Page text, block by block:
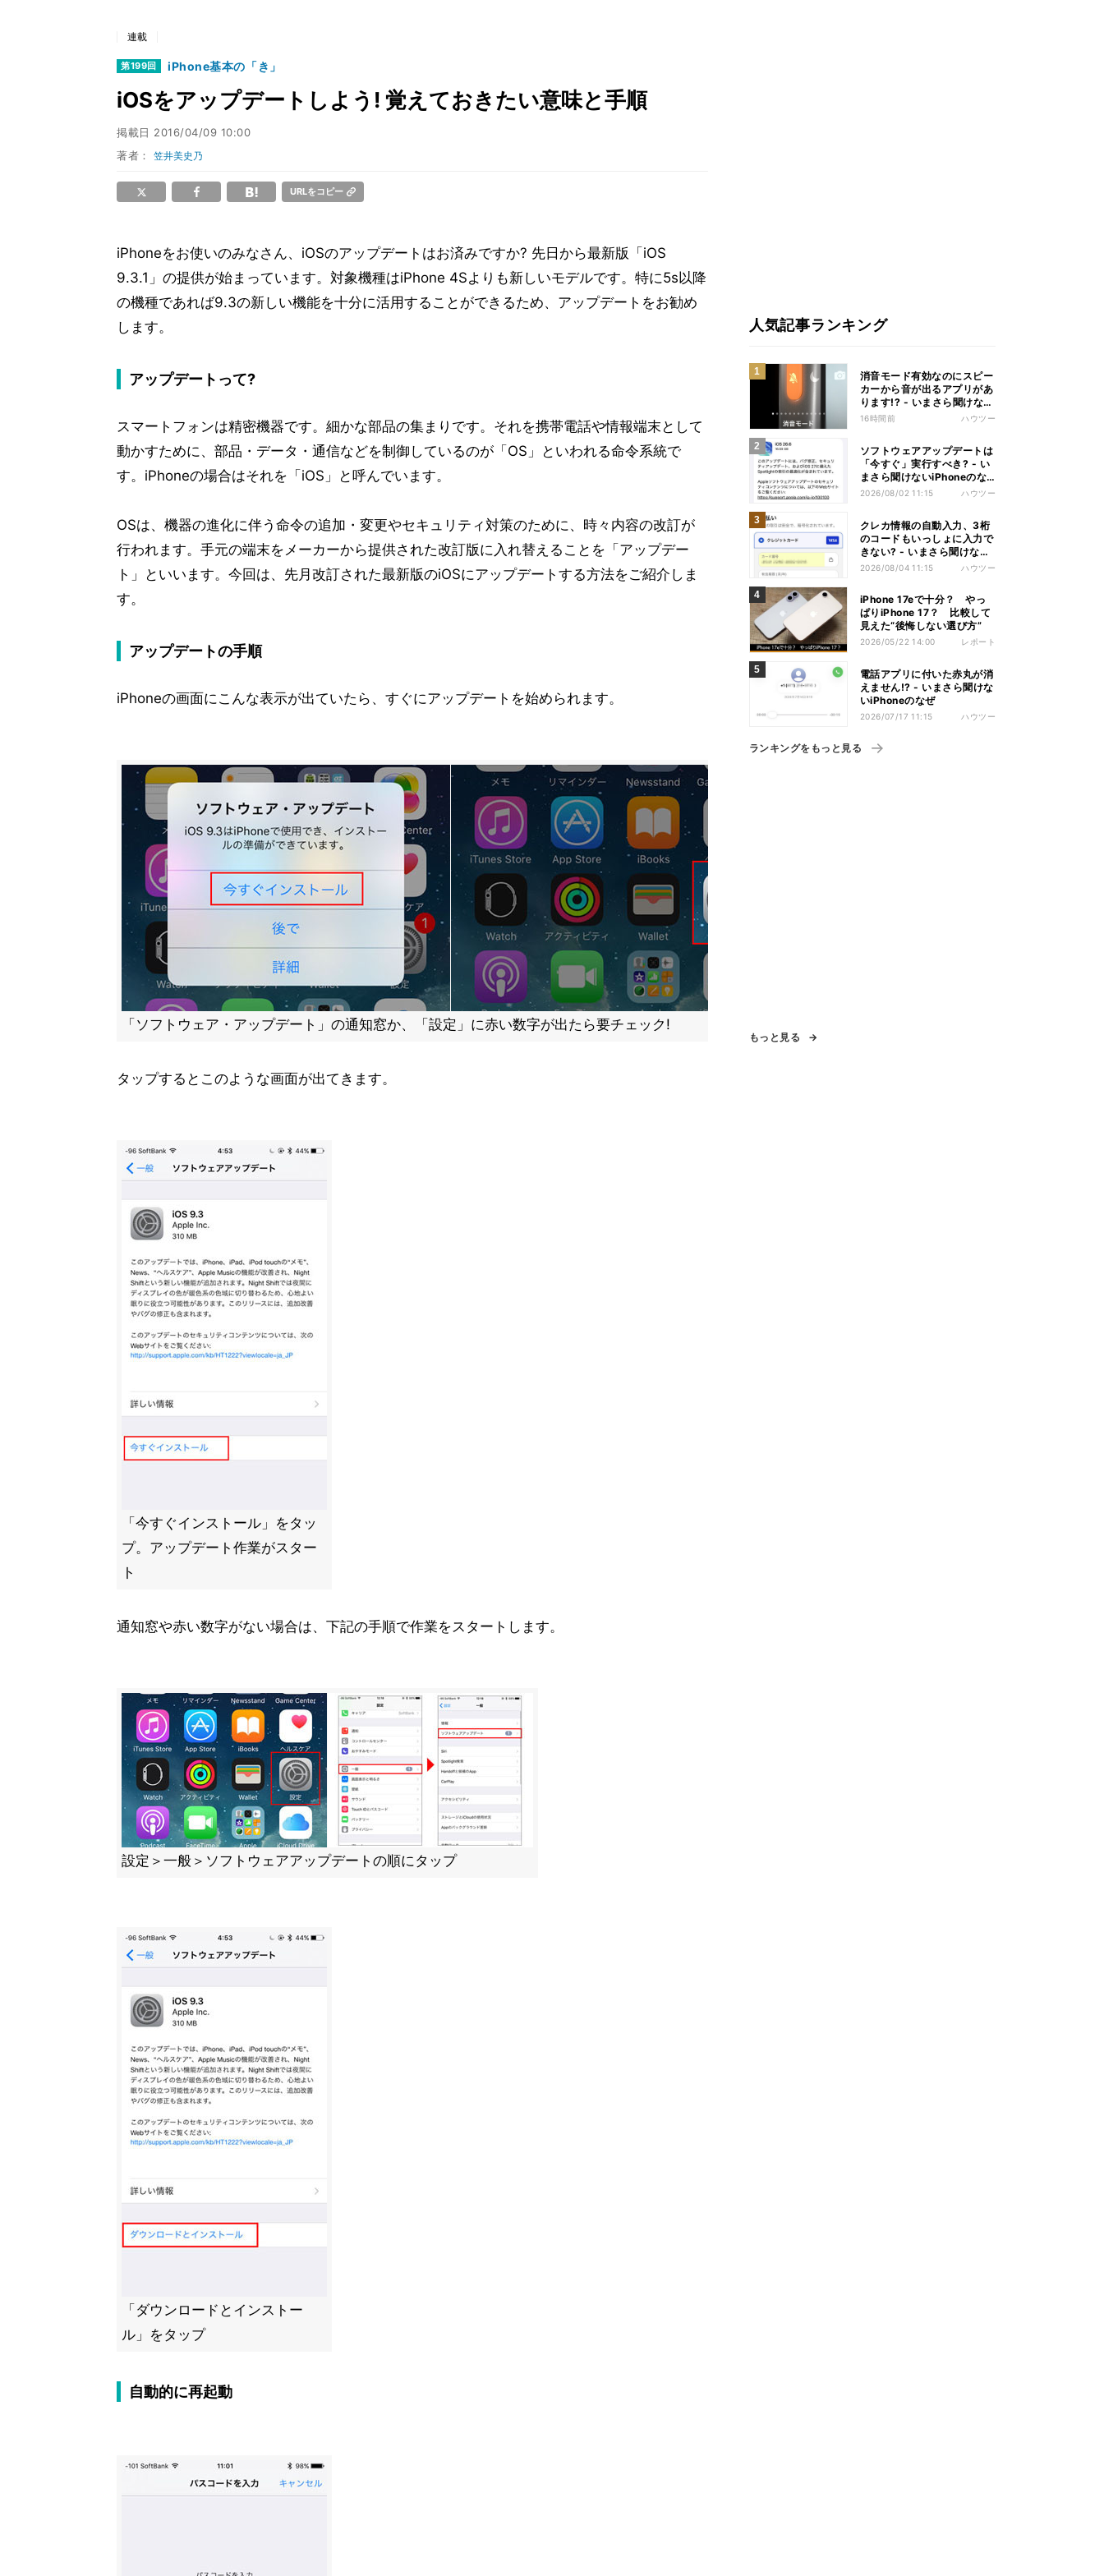
連載
第199回 iPhone基本の「き」
iOSをアップデートしよう! 覚えておきたい意味と手順
掲載日 2016/04/09 10:00
著者：笠井美史乃
URLをコピー
iPhoneをお使いのみなさん、iOSのアップデートはお済みですか? 先日から最新版「iOS
9.3.1」の提供が始まっています。対象機種はiPhone 4Sよりも新しいモデルです。特に5s以降
の機種であれば9.3の新しい機能を十分に活用することができるため、アップデートをお勧め
します。
アップデートって?
スマートフォンは精密機器です。細かな部品の集まりです。それを携帯電話や情報端末として
動かすために、部品・データ・通信などを制御しているのが「OS」といわれる命令系統で
す。iPhoneの場合はそれを「iOS」と呼んでいます。
OSは、機器の進化に伴う命令の追加・変更やセキュリティ対策のために、時々内容の改訂が
行われます。手元の端末をメーカーから提供された改訂版に入れ替えることを「アップデー
ト」といいます。今回は、先月改訂された最新版のiOSにアップデートする方法をご紹介しま
す。
アップデートの手順
iPhoneの画面にこんな表示が出ていたら、すぐにアップデートを始められます。
「ソフトウェア・アップデート」の通知窓か、「設定」に赤い数字が出たら要チェック!
タップするとこのような画面が出てきます。
「今すぐインストール」をタッ
プ。アップデート作業がスター
ト
通知窓や赤い数字がない場合は、下記の手順で作業をスタートします。
設定＞一般＞ソフトウェアアップデートの順にタップ
「ダウンロードとインストー
ル」をタップ
自動的に再起動
人気記事ランキング
消音モード有効なのにスピー
カーから音が出るアプリがあ
ります!? - いまさら聞けない
iPhoneのなぜ
16時間前 ハウツー
ソフトウェアアップデートは
「今すぐ」実行すべき? - い
まさら聞けないiPhoneのな
ぜ
2026/08/02 11:15 ハウツー
クレカ情報の自動入力、3桁
のコードもいっしょに入力で
きない? - いまさら聞けない
iPhoneのなぜ
2026/08/04 11:15 ハウツー
iPhone 17eで十分？ やっ
ぱりiPhone 17？ 比較して
見えた“後悔しない選び方”
2026/05/22 14:00 レポート
電話アプリに付いた赤丸が消
えません!? - いまさら聞けな
いiPhoneのなぜ
2026/07/17 11:15 ハウツー
ランキングをもっと見る
もっと見る